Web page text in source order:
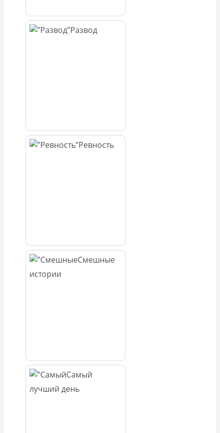
Развод
Ревность
Смешные
истории
Самый
лучший день